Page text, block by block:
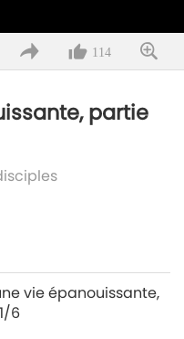
114
partie
vie épanouissante,
6